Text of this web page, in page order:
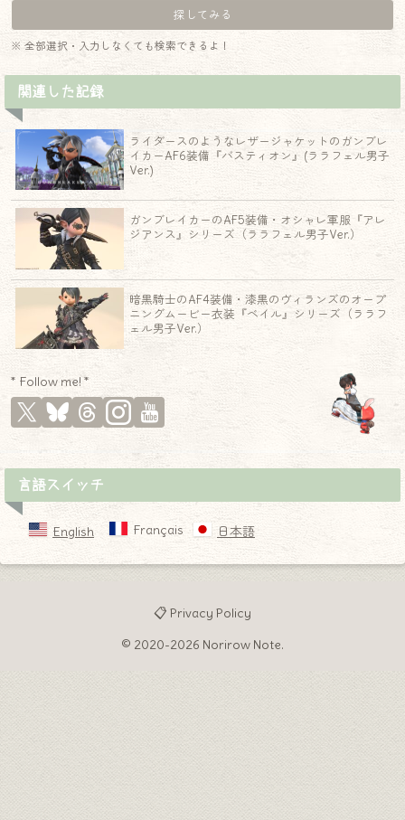
※ 全部選択・入力しなくても検索できるよ！
関連した記録
ライダースのようなレザージャケットのガンブレ
イカーAF6装備『バスティオン』(ララフェル男子
Ver.)
ガンブレイカーのAF5装備・オシャレ軍服『アレ
ジアンス』シリーズ（ララフェル男子Ver.）
暗黒騎士のAF4装備・漆黒のヴィランズのオープ
ニングムービー衣装『ベイル』シリーズ（ララフ
ェル男子Ver.）
* Follow me! *
言語スイッチ
English Français 日本語
📋 Privacy Policy
© 2020-2026 Norirow Note.